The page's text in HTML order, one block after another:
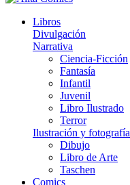
Libros
Divulgación
Narrativa
Ciencia-Ficción
Fantasía
Infantil
Juvenil
Libro Ilustrado
Terror
Ilustración y fotografía
Dibujo
Libro de Arte
Taschen
Comics